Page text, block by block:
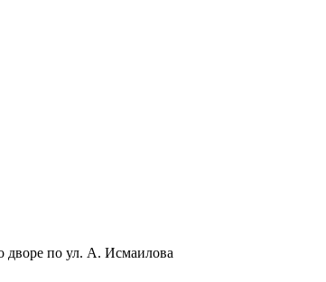
дворе по ул. А. Исмаилова